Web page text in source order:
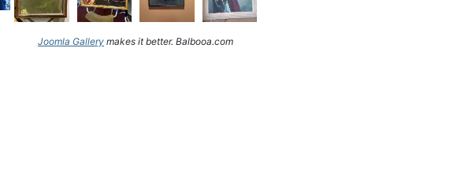
Joomla Gallery makes it better. Balbooa.com